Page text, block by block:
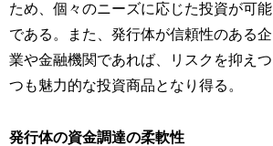
ため、個々のニーズに応じた投資が可能
である。また、発行体が信頼性のある企
業や金融機関であれば、リスクを抑えつ
つも魅力的な投資商品となり得る。
発行体の資金調達の柔軟性